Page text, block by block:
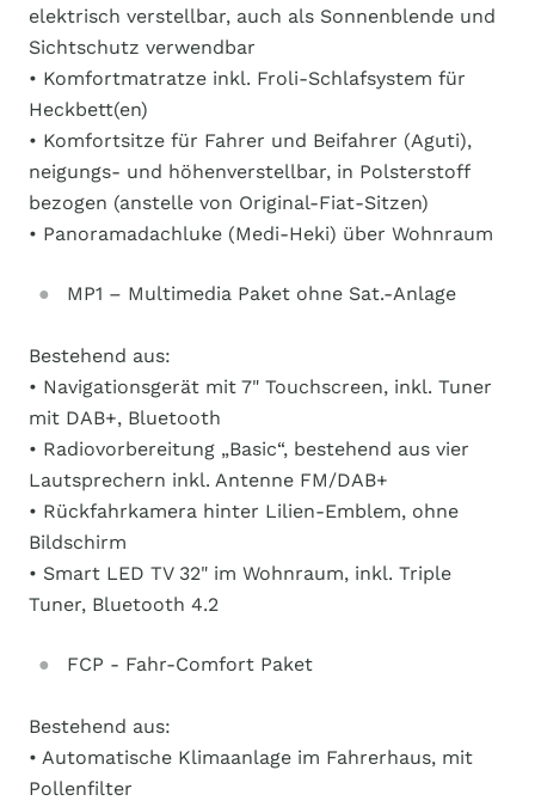
elektrisch verstellbar, auch als Sonnenblende und
Sichtschutz verwendbar
• Komfortmatratze inkl. Froli-Schlafsystem für
Heckbett(en)
• Komfortsitze für Fahrer und Beifahrer (Aguti),
neigungs- und höhenverstellbar, in Polsterstoff
bezogen (anstelle von Original-Fiat-Sitzen)
• Panoramadachluke (Medi-Heki) über Wohnraum
MP1 – Multimedia Paket ohne Sat.-Anlage
Bestehend aus:
• Navigationsgerät mit 7" Touchscreen, inkl. Tuner
mit DAB+, Bluetooth
• Radiovorbereitung „Basic“, bestehend aus vier
Lautsprechern inkl. Antenne FM/DAB+
• Rückfahrkamera hinter Lilien-Emblem, ohne
Bildschirm
• Smart LED TV 32" im Wohnraum, inkl. Triple
Tuner, Bluetooth 4.2
FCP - Fahr-Comfort Paket
Bestehend aus:
• Automatische Klimaanlage im Fahrerhaus, mit
Pollenfilter